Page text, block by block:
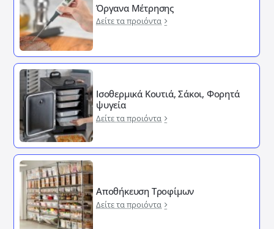
Όργανα Μέτρησης
Δείτε τα προιόντα
Ισοθερμικά Κουτιά, Σάκοι, Φορητά
ψυγεία
Δείτε τα προιόντα
Αποθήκευση Τροφίμων
Δείτε τα προιόντα